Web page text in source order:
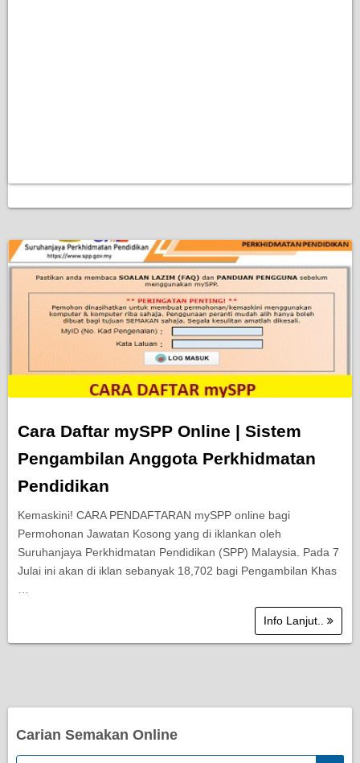
Cara Daftar mySPP Online | Sistem
Pengambilan Anggota Perkhidmatan
Pendidikan
Kemaskini! CARA PENDAFTARAN mySPP online bagi
Permohonan Jawatan Kosong yang di iklankan oleh
Suruhanjaya Perkhidmatan Pendidikan (SPP) Malaysia. Pada 7
Julai ini akan di iklan sebanyak 18,702 bagi Pengambilan Khas
Info Lanjut..
Carian Semakan Online